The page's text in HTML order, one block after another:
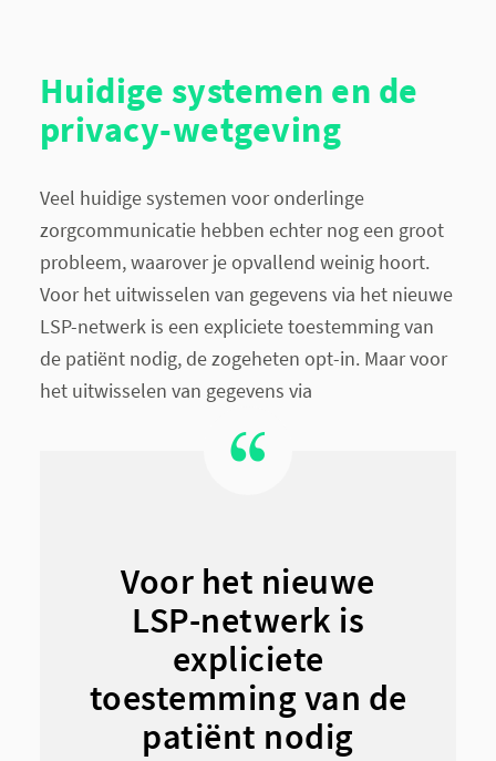
Huidige systemen en de
privacy-wetgeving
Veel huidige systemen voor onderlinge
zorgcommunicatie hebben echter nog een groot
probleem, waarover je opvallend weinig hoort.
Voor het uitwisselen van gegevens via het nieuwe
LSP-netwerk is een expliciete toestemming van
de patiënt nodig, de zogeheten opt-in. Maar voor
het uitwisselen van gegevens via
Voor het nieuwe
LSP-netwerk is
expliciete
toestemming van de
patiënt nodig